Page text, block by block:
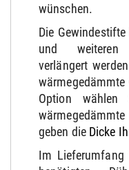
wünschen.
Die
und weiteren
verlängert
wärmegedämmte
Option
geben die Dicke
Im